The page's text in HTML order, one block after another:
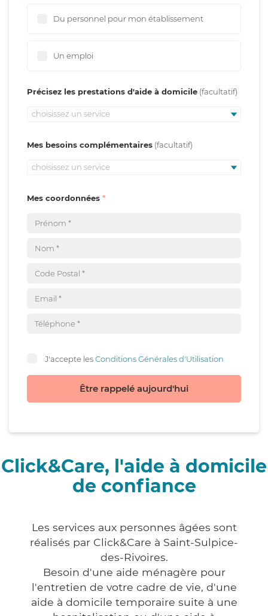
Du personnel pour mon établissement
Un emploi
Précisez les prestations d'aide à domicile
choisissez un service
Mes besoins complémentaires
choisissez un service
Mes coordonnées
J'accepte lesConditions Générales d'Utilisation
Être rappelé aujourd'hui
Click&Care, l'aide à domicile
de confiance
Les services aux personnes âgées sont
réalisés par Click&Care à Saint-Sulpice-
des-Rivoires.
Besoin d'une aide ménagère pour
l'entretien de votre cadre de vie, d'une
aide à domicile temporaire suite à une